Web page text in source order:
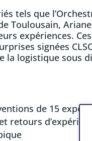
tels que
Toulousain,
expériences.
signées
la logistique sous
de 15
retours